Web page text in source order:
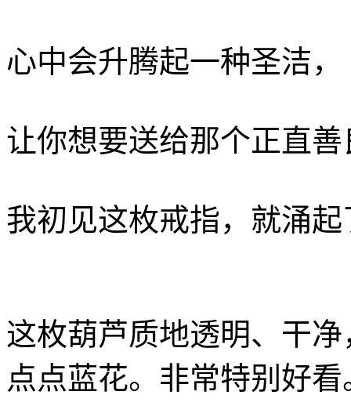
心中会升腾起一种圣洁，
让你想要送给那个正直
我初见这枚戒指，就涌
这枚葫芦质地透明、干
点点蓝花。非常特别好看